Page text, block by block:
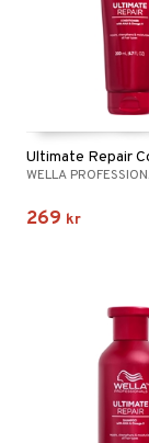
WELLA
269 kr